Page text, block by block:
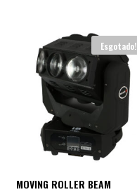
Esgotado!
MOVING ROLLER BEAM